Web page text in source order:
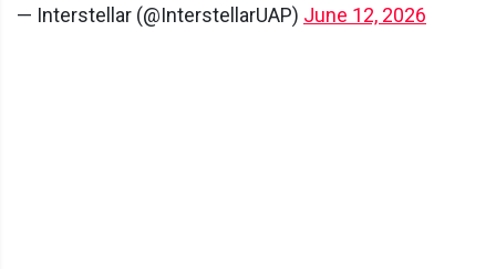
— Interstellar (@InterstellarUAP) June 12, 2026